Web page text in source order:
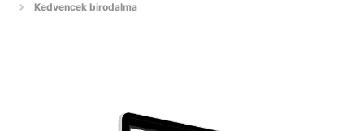
Kedvencek birodalma